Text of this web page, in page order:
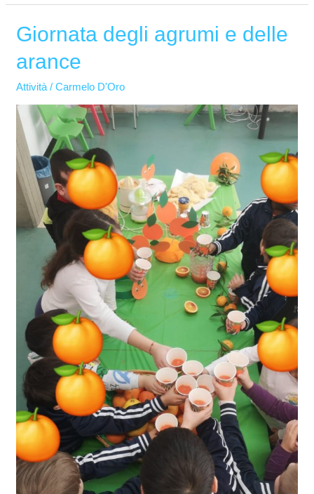
Giornata degli agrumi e delle
arance
Attività /Carmelo D'Oro
Giornata
agrumi
e
delle
arance